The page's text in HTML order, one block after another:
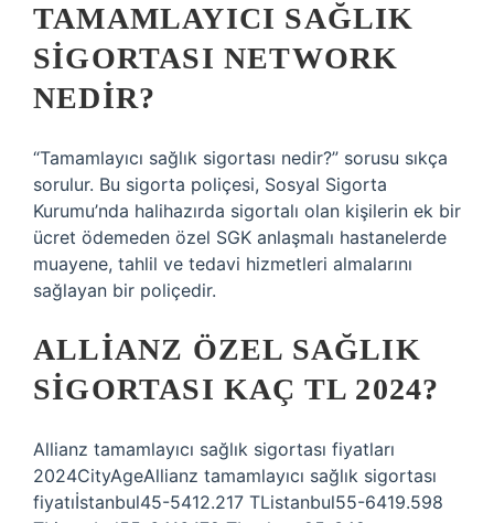
TAMAMLAYICI SAĞLIK
SIGORTASI NETWORK
NEDIR?
“Tamamlayıcı sağlık sigortası nedir?” sorusu sıkça
sorulur. Bu sigorta poliçesi, Sosyal Sigorta
Kurumu’nda halihazırda sigortalı olan kişilerin ek bir
ücret ödemeden özel SGK anlaşmalı hastanelerde
muayene, tahlil ve tedavi hizmetleri almalarını
sağlayan bir poliçedir.
ALLIANZ ÖZEL SAĞLIK
SIGORTASI KAÇ TL 2024?
Allianz tamamlayıcı sağlık sigortası fiyatları
2024CityAgeAllianz tamamlayıcı sağlık sigortası
fiyatıİstanbul45-5412.217 TListanbul55-6419.598